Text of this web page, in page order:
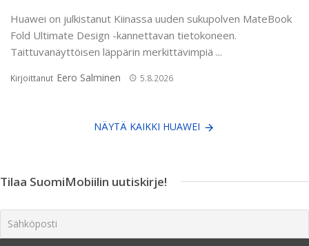
Huawei on julkistanut Kiinassa uuden sukupolven MateBook
Fold Ultimate Design -kannettavan tietokoneen.
Taittuvanäyttöisen läppärin merkittävimpiä ...
Kirjoittanut Eero Salminen 5.8.2026
NÄYTÄ KAIKKI HUAWEI
Tilaa SuomiMobiilin uutiskirje!